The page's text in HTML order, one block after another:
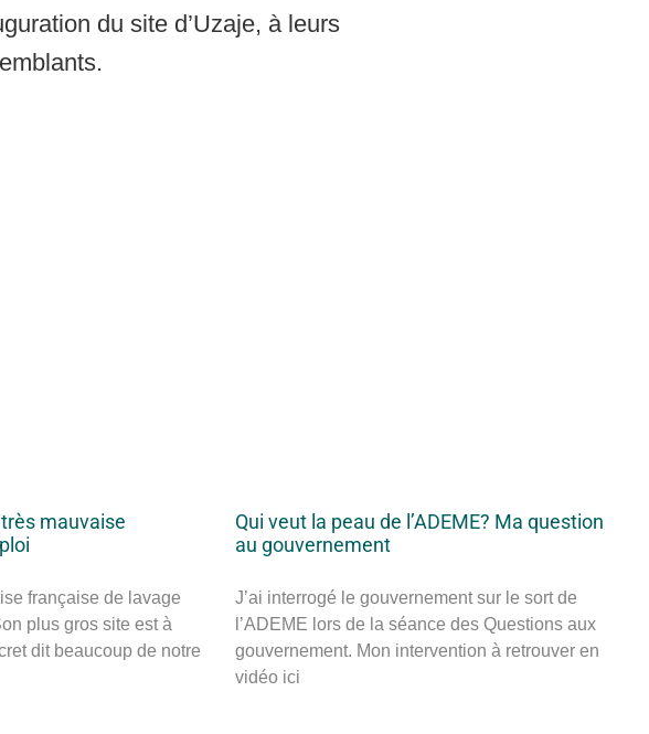
du site d’Uzaje, à leurs
mauvaise
française de lavage
plus gros site est à
dit beaucoup de notre
Qui veut la peau de l’ADEME? Ma question
au gouvernement
J’ai interrogé le gouvernement sur le sort de
l’ADEME lors de la séance des Questions aux
gouvernement. Mon intervention à retrouver en
vidéo ici